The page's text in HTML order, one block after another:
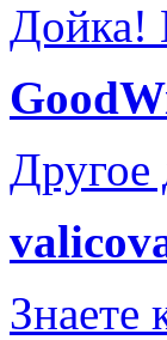
Дойка!
Другое
Знаете